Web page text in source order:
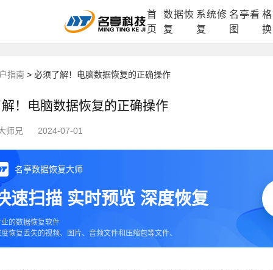
首
页
数据恢
复
系统修
复
名亭看
图
换
DLL修复中心 电脑数据恢复 格式化数据
指南 > 必须了解！电脑数据恢复的正确操作
！电脑数据恢复的正确操作
师兄 2024-07-01
名亭数据恢复大师
速扫描 实时预览 深度恢复
的数据恢复软件
恢复丢失的视频、图片、音频文件和压缩包等文件、